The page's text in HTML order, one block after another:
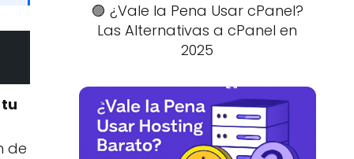
de
🟣 ¿Vale la Pena Usar cPanel?
Las Alternativas a cPanel en
2025